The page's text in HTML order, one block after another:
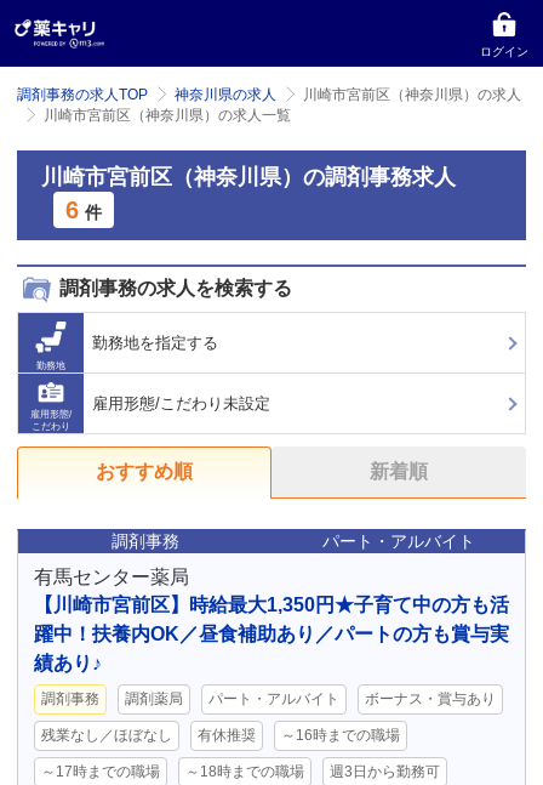
ログイン
調剤事務の求人TOP 神奈川県の求人
川崎市宮前区（神奈川県）の求人
川崎市宮前区（神奈川県）の求人一覧
川崎市宮前区（神奈川県）の調剤事務求人
6 件
調剤事務の求人を検索する
勤務地
勤務地を指定する
雇用形態/
こだわり
雇用形態/こだわり未設定
おすすめ順 新着順
調剤事務 パート・アルバイト
有馬センター薬局
【川崎市宮前区】時給最大1,350円★子育て中の方も活
躍中！扶養内OK／昼食補助あり／パートの方も賞与実
績あり♪
調剤事務 調剤薬局 パート・アルバイト ボーナス・賞与あり
残業なし／ほぼなし 有休推奨 ～16時までの職場
～17時までの職場 ～18時までの職場 週3日から勤務可